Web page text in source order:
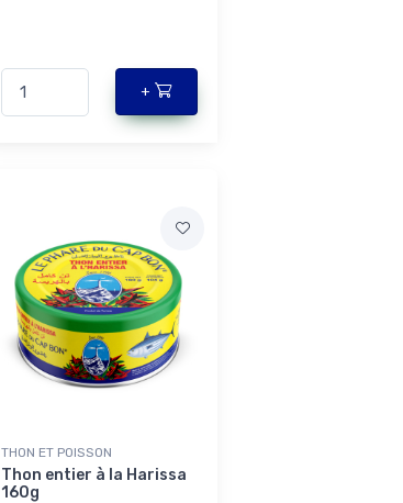
+
THON ET POISSON
Thon entier à la Harissa
160g